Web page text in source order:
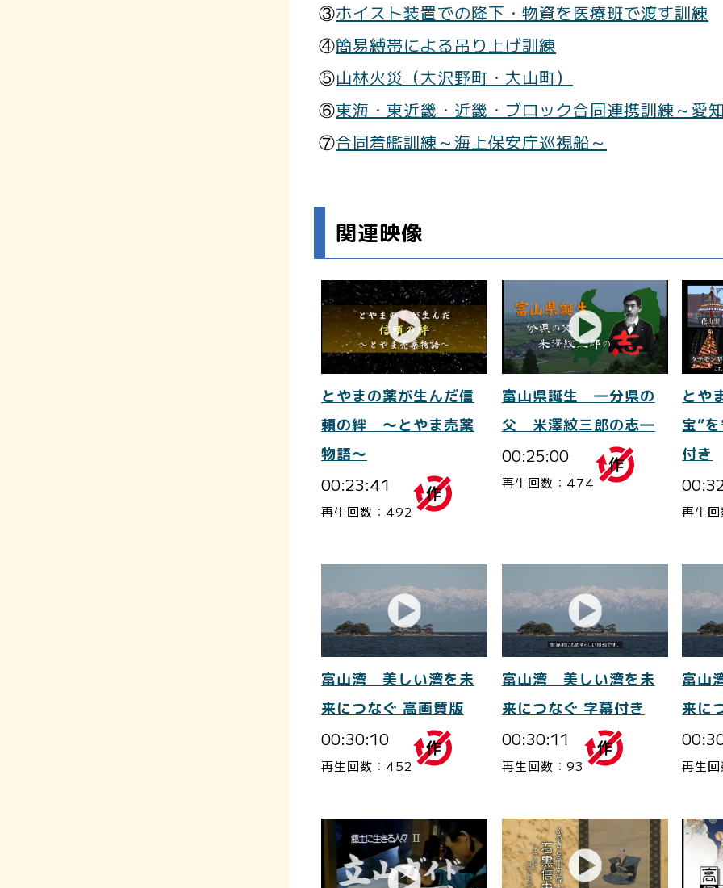
③ホイスト装置での降下・物資を医療班で渡す訓練
④簡易縛帯による吊り上げ訓練
⑤山林火災（大沢野町・大山町）
⑥東海・東近畿・近畿・ブロック合同連携訓練～愛
⑦合同着艦訓練～海上保安庁巡視船～
関連映像
とやまの薬が生んだ信
頼の絆 ～とやま売薬
物語～
00:23:41
再生回数：492
富山県誕生 ―分県の
父 米澤紋三郎の志―
00:25:00
再生回数：474
とや
宝”
付き
再生
富山湾 美しい湾を未
来につなぐ 高画質版
00:30:10
再生回数：452
富山湾 美しい湾を未
来につなぐ 字幕付き
00:30:11
再生回数：93
富山
来に
再生